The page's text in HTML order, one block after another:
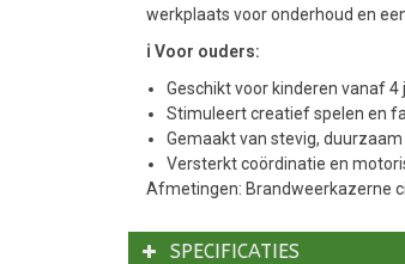
werkplaats voor onderhoud en
ℹ️ Voor ouders:
Geschikt voor kinderen vanaf 4
Stimuleert creatief spelen en
Gemaakt van stevig,
Versterkt coördinatie en
Afmetingen: Brandweerkazerne
SPECIFICATIES